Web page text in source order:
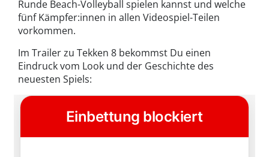
Runde Beach-Volleyball spielen kannst und welche
fünf Kämpfer:innen in allen Videospiel-Teilen
vorkommen.
Im Trailer zu Tekken 8 bekommst Du einen
Eindruck vom Look und der Geschichte des
neuesten Spiels: